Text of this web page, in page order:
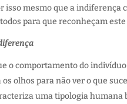
isso mesmo que a
para que reconheçam
o comportamento do
olhos para não ver o que
uma tipologia humana